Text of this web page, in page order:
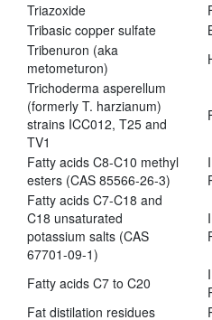
Triazoxide
Tribasic copper sulfate
Tribenuron (aka
metometuron)
Trichoderma asperellum
(formerly T. harzianum)
strains ICC012, T25 and
TV1
Fatty acids C8-C10 methyl
esters (CAS 85566-26-3)
Fatty acids C7-C18 and
C18 unsaturated
potassium salts (CAS
67701-09-1)
Fatty acids C7 to C20
Fat distilation residues